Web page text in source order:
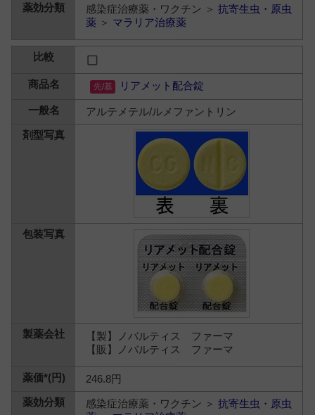
感染症治療薬・ワクチン ＞抗寄生虫・原虫
薬 ＞ マラリア治療薬
リアメット配合錠
アルテメテル/ルメファントリン
【製】ノバルティス ファーマ
【販】ノバルティス ファーマ
246.8円
感染症治療薬・ワクチン ＞抗寄生虫・原虫